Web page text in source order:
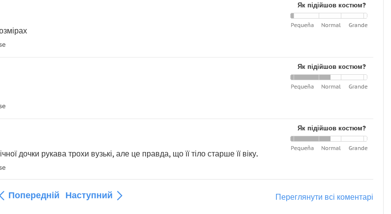
Як підійшов костюм?
Як підійшов костюм?
Як підійшов костюм?
дочки рукава трохи вузькі, але це правда, що її тіло старше її віку.
Попередній Наступний Переглянути всі коментарі